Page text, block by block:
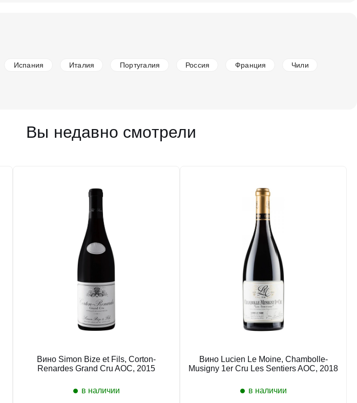
Испания Италия Португалия Россия Франция Чили
Вы недавно смотрели
Вино Simon Bize et Fils, Corton-
Renardes Grand Cru AOC, 2015
в наличии
Вино Lucien Le Moine, Chambolle-
Musigny 1er Cru Les Sentiers AOC, 2018
в наличии